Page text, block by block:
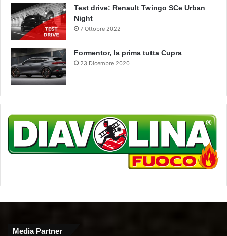
Test drive: Renault Twingo SCe Urban
Night
7 Ottobre 2022
Formentor, la prima tutta Cupra
23 Dicembre 2020
Media Partner